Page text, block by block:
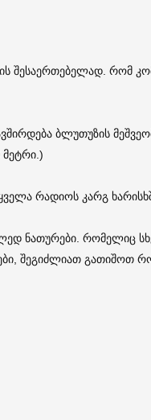
შესაერთებელად. რომ
ბლუთუზის
მეტრი.)
რადიოს კარგ
ნათურები. რომელიც
შეგიძლიათ გათიშოთ